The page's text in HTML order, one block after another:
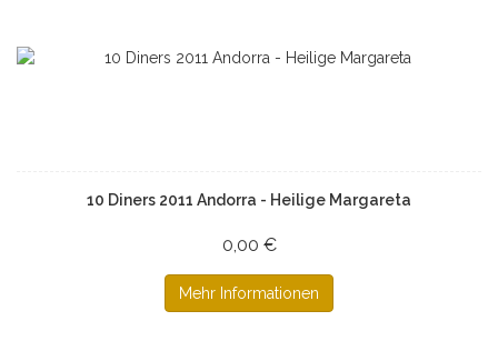
10 Diners 2011 Andorra - Heilige Margareta
0,00 €
Mehr Informationen